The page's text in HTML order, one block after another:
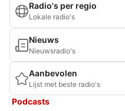
Radio's per regio
Lokale radio's
Nieuws
Nieuwsradio's
Aanbevolen
Lijst met beste radio's
Podcasts